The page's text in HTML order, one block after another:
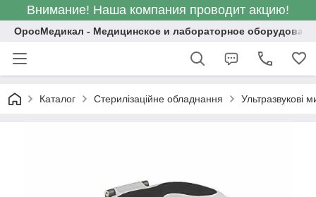
Внимание! Наша компания проводит акцию!
ОросМедикал - Медицинское и лабораторное
Каталог Стерилізаційне обладнання Ультразвукові